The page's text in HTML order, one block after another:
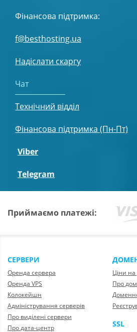
Фінансова підтримка:
f@besthosting.ua
Надіслати скаргу
Чат
Технічний відділ
Фінансова підтримка (Пн-Пт)
Viber
Telegram
Приймаємо платежі:
СЕРВЕРИ
Оренда сервера
Оренда VPS
Колокейшн
Адміністрування серверів
Про виділені сервери
Про дата-центр
Ціни
Про
SSL